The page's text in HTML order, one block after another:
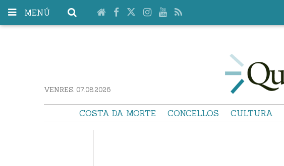
MENÚ
VENRES. 07.08.2026
COSTA DA MORTE CONCELLOS CULTURA